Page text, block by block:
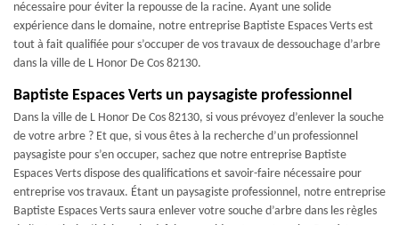
nécessaire pour éviter la repousse de la racine. Ayant une solide
expérience dans le domaine, notre entreprise Baptiste Espaces Verts est
tout à fait qualifiée pour s’occuper de vos travaux de dessouchage d’arbre
dans la ville de L Honor De Cos 82130.
Baptiste Espaces Verts un paysagiste professionnel
Dans la ville de L Honor De Cos 82130, si vous prévoyez d’enlever la souche
de votre arbre ? Et que, si vous êtes à la recherche d’un professionnel
paysagiste pour s’en occuper, sachez que notre entreprise Baptiste
Espaces Verts dispose des qualifications et savoir-faire nécessaire pour
entreprise vos travaux. Étant un paysagiste professionnel, notre entreprise
Baptiste Espaces Verts saura enlever votre souche d’arbre dans les règles